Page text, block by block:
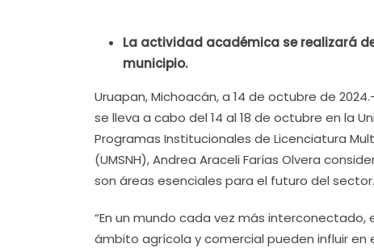
La actividad académica se realizará
municipio.
Uruapan, Michoacán, a 14 de octubre de
se lleva a cabo del 14 al 18 de octubre en la
Programas Institucionales de Licenciatura
(UMSNH), Andrea Araceli Farías Olvera
son áreas esenciales para el futuro del sector.
“En un mundo cada vez más
ámbito agrícola y comercial pueden influir en